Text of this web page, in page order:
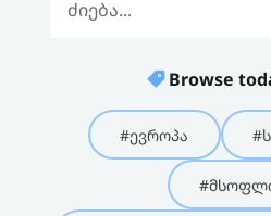
Browse
#ევროპა